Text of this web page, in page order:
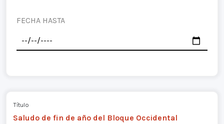
FECHA HASTA
Título
Saludo de fin de año del Bloque Occidental